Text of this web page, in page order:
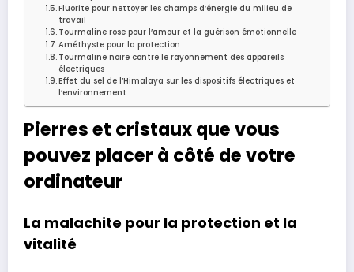
Fluorite pour nettoyer les champs d’énergie du milieu de
travail
Tourmaline rose pour l’amour et la guérison émotionnelle
Améthyste pour la protection
Tourmaline noire contre le rayonnement des appareils
électriques
Effet du sel de l’Himalaya sur les dispositifs électriques et
l’environnement
Pierres et cristaux que vous
pouvez placer à côté de votre
ordinateur
La malachite pour la protection et la
vitalité